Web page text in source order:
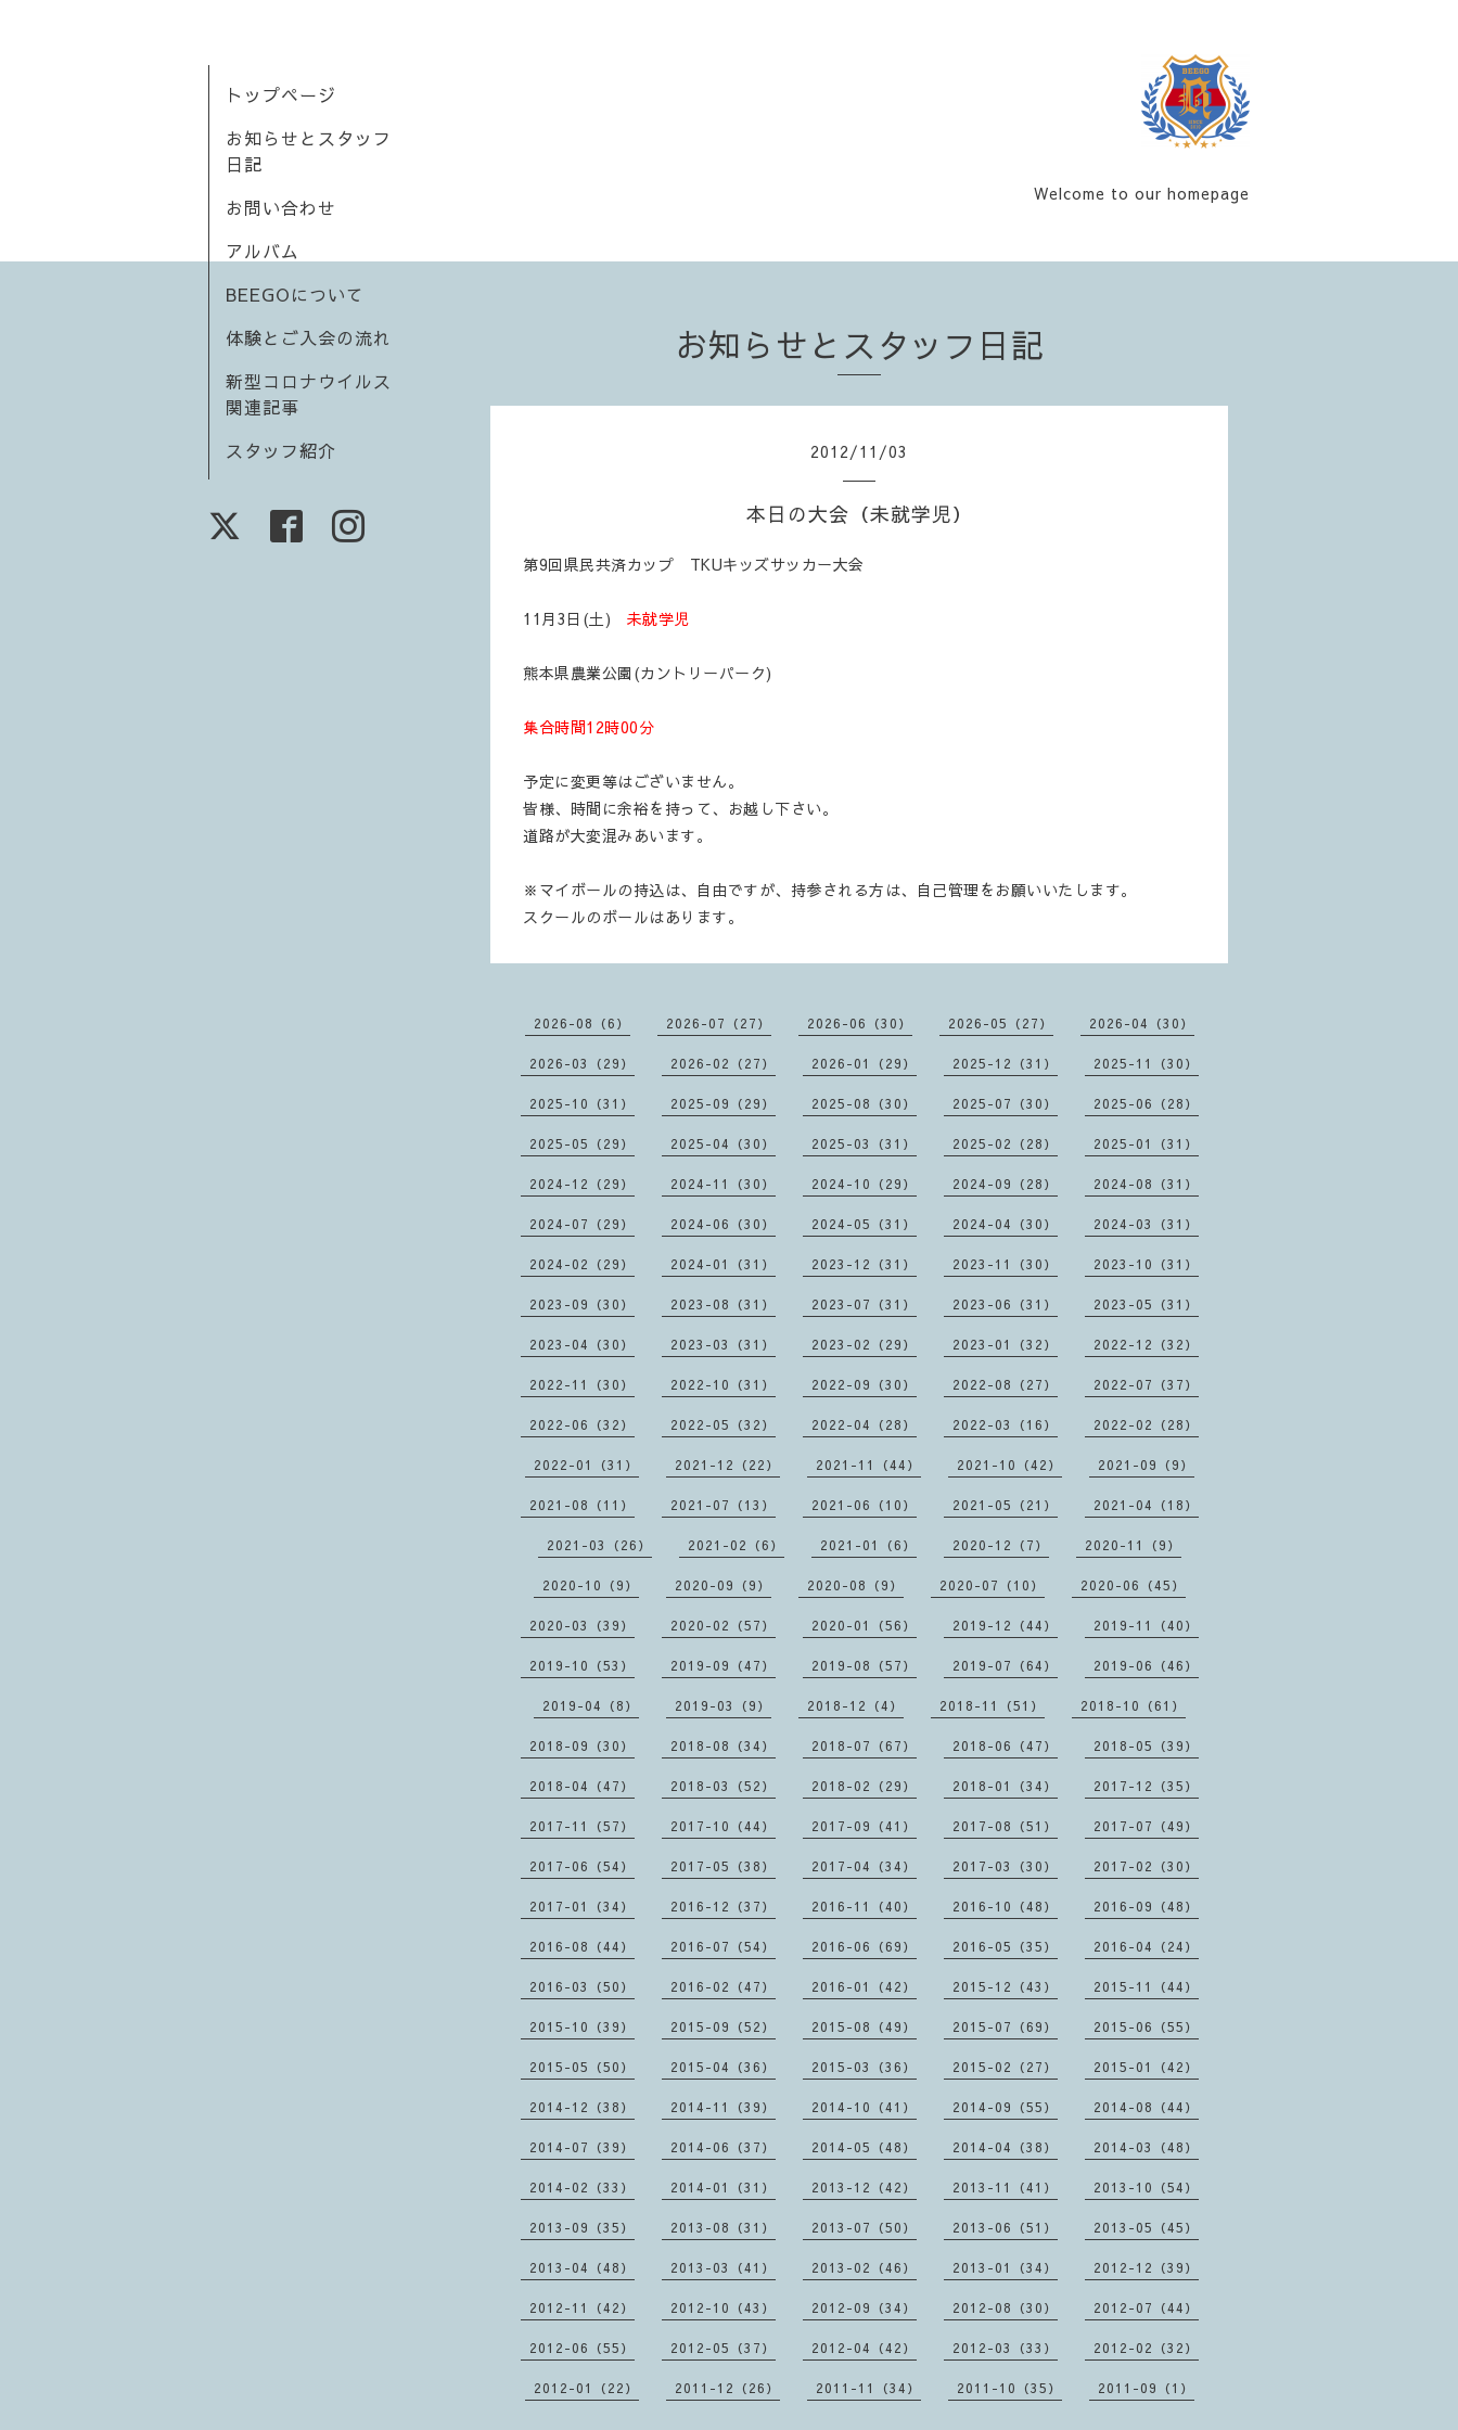
Welcome to our homepage
トップページ
お知らせとスタッフ
日記
お問い合わせ
アルバム
BEEGOについて
体験とご入会の流れ
新型コロナウイルス
関連記事
スタッフ紹介
お知らせとスタッフ日記
2012/11 /03
本日の大会（未就学児）
第9回県民共済カップ TKUキッズサッカー大会
11月3日(土) 未就学児
熊本県農業公園(カントリーパーク)
集合時間12時00分
予定に変更等はございません。
皆様、時間に余裕を持って、お越し下さい。
道路が大変混みあいます。
※マイボールの持込は、自由ですが、持参される方は、自己管理をお願いいたします。
スクールのボールはあります。
2026-08（6） 2026-07（27） 2026-06（30） 2026-05（27） 2026-04（30）
2026-03（29） 2026-02（27） 2026-01（29） 2025-12（31） 2025-11（30）
2025-10（31） 2025-09（29） 2025-08（30） 2025-07（30） 2025-06（28）
2025-05（29） 2025-04（30） 2025-03（31） 2025-02（28） 2025-01（31）
2024-12（29） 2024-11（30） 2024-10（29） 2024-09（28） 2024-08（31）
2024-07（29） 2024-06（30） 2024-05（31） 2024-04（30） 2024-03（31）
2024-02（29） 2024-01（31） 2023-12（31） 2023-11（30） 2023-10（31）
2023-09（30） 2023-08（31） 2023-07（31） 2023-06（31） 2023-05（31）
2023-04（30） 2023-03（31） 2023-02（29） 2023-01（32） 2022-12（32）
2022-11（30） 2022-10（31） 2022-09（30） 2022-08（27） 2022-07（37）
2022-06（32） 2022-05（32） 2022-04（28） 2022-03（16） 2022-02（28）
2022-01（31） 2021-12（22） 2021-11（44） 2021-10（42） 2021-09（9）
2021-08（11） 2021-07（13） 2021-06（10） 2021-05（21） 2021-04（18）
2021-03（26） 2021-02（6） 2021-01（6） 2020-12（7） 2020-11（9）
2020-10（9） 2020-09（9） 2020-08（9） 2020-07（10） 2020-06（45）
2020-03（39） 2020-02（57） 2020-01（56） 2019-12（44） 2019-11（40）
2019-10（53） 2019-09（47） 2019-08（57） 2019-07（64） 2019-06（46）
2019-04（8） 2019-03（9） 2018-12（4） 2018-11（51） 2018-10（61）
2018-09（30） 2018-08（34） 2018-07（67） 2018-06（47） 2018-05（39）
2018-04（47） 2018-03（52） 2018-02（29） 2018-01（34） 2017-12（35）
2017-11（57） 2017-10（44） 2017-09（41） 2017-08（51） 2017-07（49）
2017-06（54） 2017-05（38） 2017-04（34） 2017-03（30） 2017-02（30）
2017-01（34） 2016-12（37） 2016-11（40） 2016-10（48） 2016-09（48）
2016-08（44） 2016-07（54） 2016-06（69） 2016-05（35） 2016-04（24）
2016-03（50） 2016-02（47） 2016-01（42） 2015-12（43） 2015-11（44）
2015-10（39） 2015-09（52） 2015-08（49） 2015-07（69） 2015-06（55）
2015-05（50） 2015-04（36） 2015-03（36） 2015-02（27） 2015-01（42）
2014-12（38） 2014-11（39） 2014-10（41） 2014-09（55） 2014-08（44）
2014-07（39） 2014-06（37） 2014-05（48） 2014-04（38） 2014-03（48）
2014-02（33） 2014-01（31） 2013-12（42） 2013-11（41） 2013-10（54）
2013-09（35） 2013-08（31） 2013-07（50） 2013-06（51） 2013-05（45）
2013-04（48） 2013-03（41） 2013-02（46） 2013-01（34） 2012-12（39）
2012-11（42） 2012-10（43） 2012-09（34） 2012-08（30） 2012-07（44）
2012-06（55） 2012-05（37） 2012-04（42） 2012-03（33） 2012-02（32）
2012-01（22） 2011-12（26） 2011-11（34） 2011-10（35） 2011-09（1）